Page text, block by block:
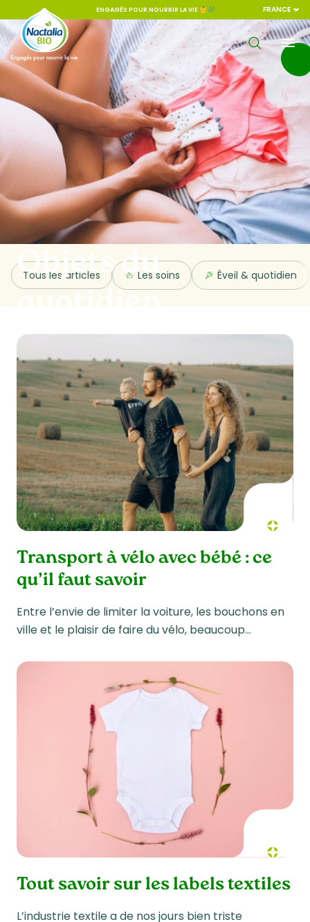
ENGAGÉS POUR NOURRIR LA VIE 👶💚 FRANCE
Objets du
Tous les articles Les soins Éveil & quotidien
Transport à vélo avec bébé : ce
qu’il faut savoir
Entre l’envie de limiter la voiture, les bouchons en
ville et le plaisir de faire du vélo, beaucoup…
Tout savoir sur les labels textiles
L’industrie textile a de nos jours bien triste